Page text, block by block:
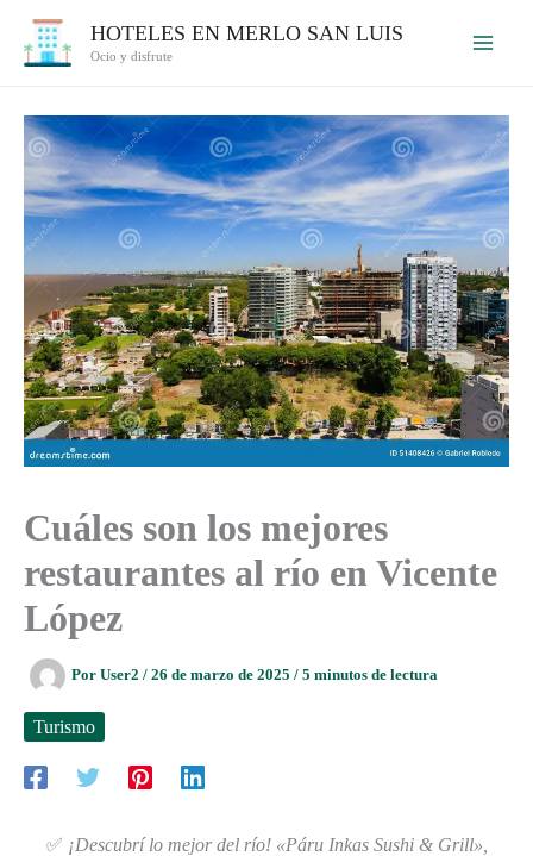
HOTELES EN MERLO SAN LUIS
Ocio y disfrute
Cuáles son los mejores
restaurantes al río en Vicente
López
Por User2 / 26 de marzo de 2025 / 5 minutos de lectura
Turismo
✅ ¡Descubrí lo mejor del río! «Páru Inkas Sushi & Grill»,